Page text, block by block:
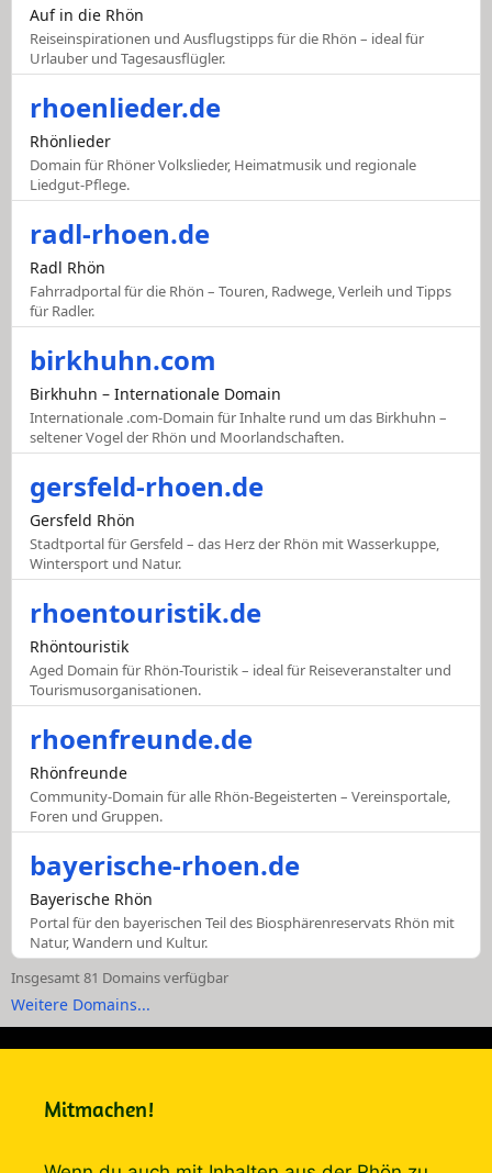
Auf in die Rhön
Reiseinspirationen und Ausflugstipps für die Rhön – ideal für
Urlauber und Tagesausflügler.
rhoenlieder.de
Rhönlieder
Domain für Rhöner Volkslieder, Heimatmusik und regionale
Liedgut-Pflege.
radl-rhoen.de
Radl Rhön
Fahrradportal für die Rhön – Touren, Radwege, Verleih und Tipps
für Radler.
birkhuhn.com
Birkhuhn – Internationale Domain
Internationale .com-Domain für Inhalte rund um das Birkhuhn –
seltener Vogel der Rhön und Moorlandschaften.
gersfeld-rhoen.de
Gersfeld Rhön
Stadtportal für Gersfeld – das Herz der Rhön mit Wasserkuppe,
Wintersport und Natur.
rhoentouristik.de
Rhöntouristik
Aged Domain für Rhön-Touristik – ideal für Reiseveranstalter und
Tourismusorganisationen.
rhoenfreunde.de
Rhönfreunde
Community-Domain für alle Rhön-Begeisterten – Vereinsportale,
Foren und Gruppen.
bayerische-rhoen.de
Bayerische Rhön
Portal für den bayerischen Teil des Biosphärenreservats Rhön mit
Natur, Wandern und Kultur.
Insgesamt 81 Domains verfügbar
Weitere Domains...
Mitmachen!